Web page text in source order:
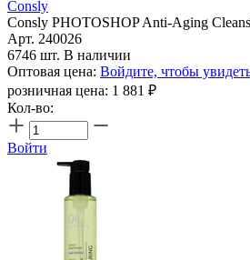
Consly
Consly PHOTOSHOP Anti-Aging
Арт. 240026
6746 шт. В наличии
Оптовая цена: Войдите, чтобы
розничная цена: 1 881 ₽
Кол-во:
Войти